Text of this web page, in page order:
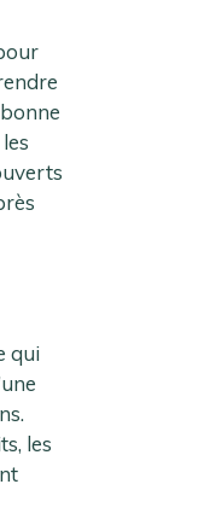
qui
les